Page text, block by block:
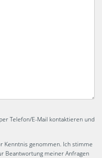
Telefon/E-Mail kontaktieren und
Kenntnis genommen. Ich stimme
Beantwortung meiner Anfragen